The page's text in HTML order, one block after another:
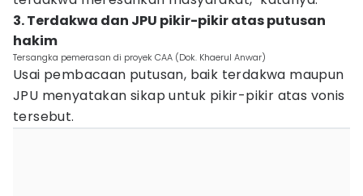
3. Terdakwa dan JPU pikir-pikir atas putusan
hakim
Tersangka pemerasan di proyek CAA (Dok. Khaerul Anwar)
Usai pembacaan putusan, baik terdakwa maupun
JPU menyatakan sikap untuk pikir-pikir atas vonis
tersebut.